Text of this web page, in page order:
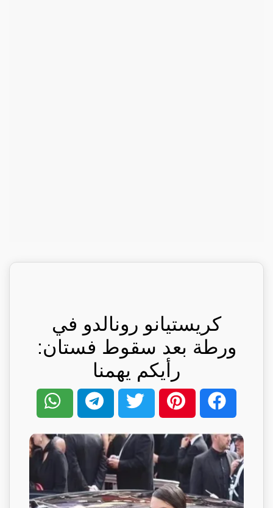
كريستيانو رونالدو في
ورطة بعد سقوط فستان:
رأيكم يهمنا